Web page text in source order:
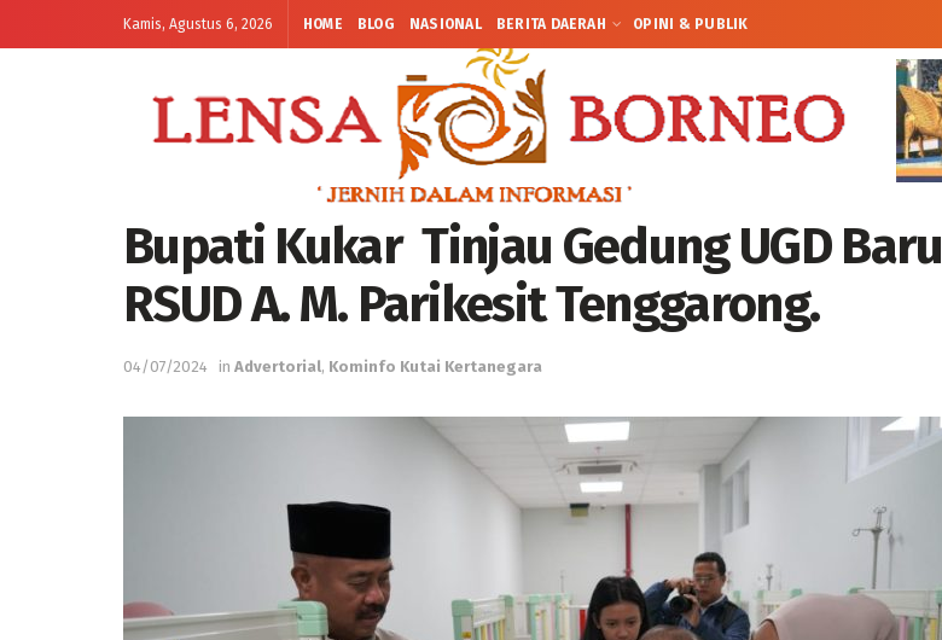
Kamis, Agustus 6, 2026 HOME BLOG NASIONAL BERITA DAERAH OPINI & PUBLIK
Bupati Kukar Tinjau Gedung UGD Baru
RSUD A. M. Parikesit Tenggarong.
04/07/2024 in Advertorial, Kominfo Kutai Kertanegara